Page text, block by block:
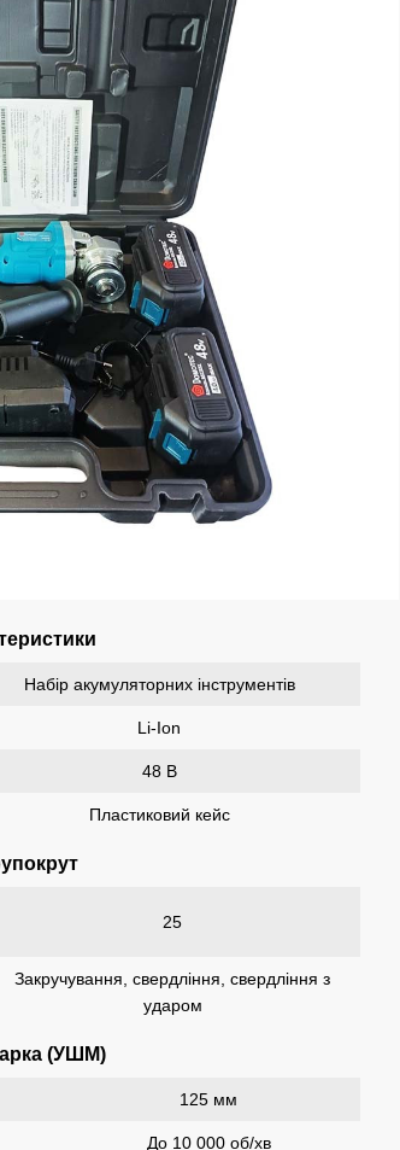
Набір акумуляторних інструментів
Li-Ion
48 В
Пластиковий кейс
25
Закручування, свердління, свердління з
ударом
(УШМ)
125 мм
До 10 000 об/хв